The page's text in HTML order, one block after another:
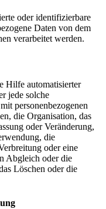
oder identifizierbare
Daten von dem
verarbeitet werden.
Hilfe automatisierter
jede solche
personenbezogenen
die Organisation, das
oder Veränderung,
die
oder eine
Abgleich oder die
Löschen oder die